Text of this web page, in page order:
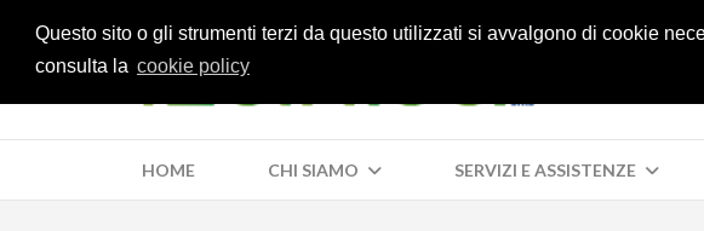
Questo sito o gli strumenti terzi da questo utilizzati si avvalgono di cookie
consulta la cookie policy
HOME CHI SIAMO SERVIZI E ASSISTENZE